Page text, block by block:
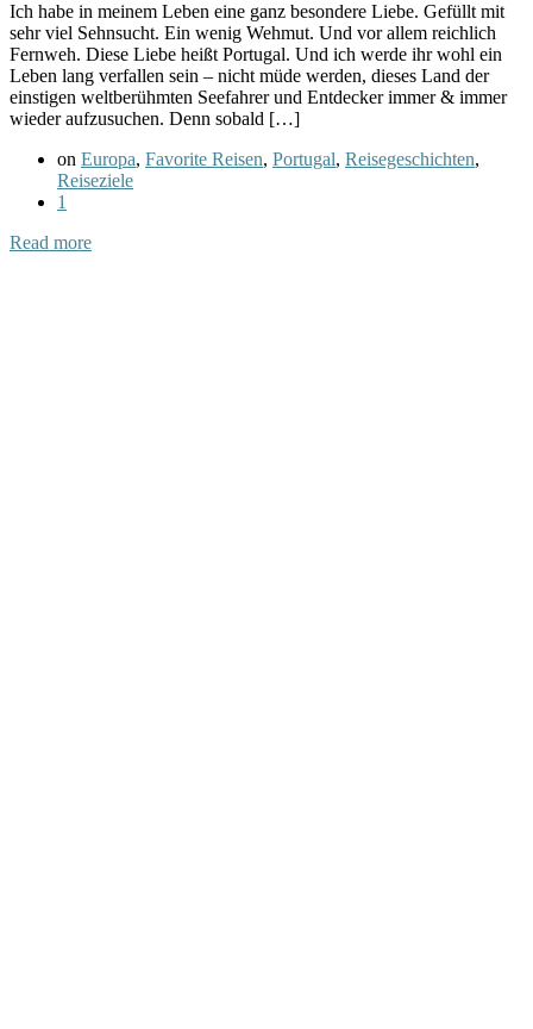
Ich habe in meinem Leben eine ganz besondere Liebe. Gefüllt mit
sehr viel Sehnsucht. Ein wenig Wehmut. Und vor allem reichlich
Fernweh. Diese Liebe heißt Portugal. Und ich werde ihr wohl ein
Leben lang verfallen sein – nicht müde werden, dieses Land der
einstigen weltberühmten Seefahrer und Entdecker immer & immer
wieder aufzusuchen. Denn sobald […]
on Europa, Favorite Reisen, Portugal, Reisegeschichten,
Reiseziele
1
Read more